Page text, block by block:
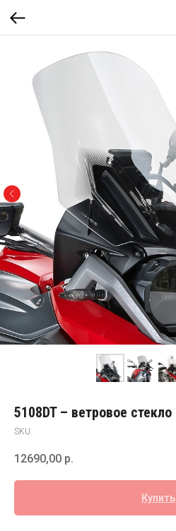
5108DT – ветровое стекло
SKU:
12690,00 р.
Купить